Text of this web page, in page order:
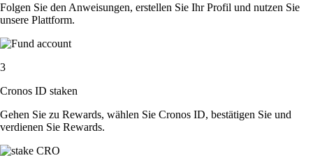
Folgen Sie den Anweisungen, erstellen Sie Ihr Profil und nutzen Sie
unsere Plattform.
3
Cronos ID staken
Gehen Sie zu Rewards, wählen Sie Cronos ID, bestätigen Sie und
verdienen Sie Rewards.